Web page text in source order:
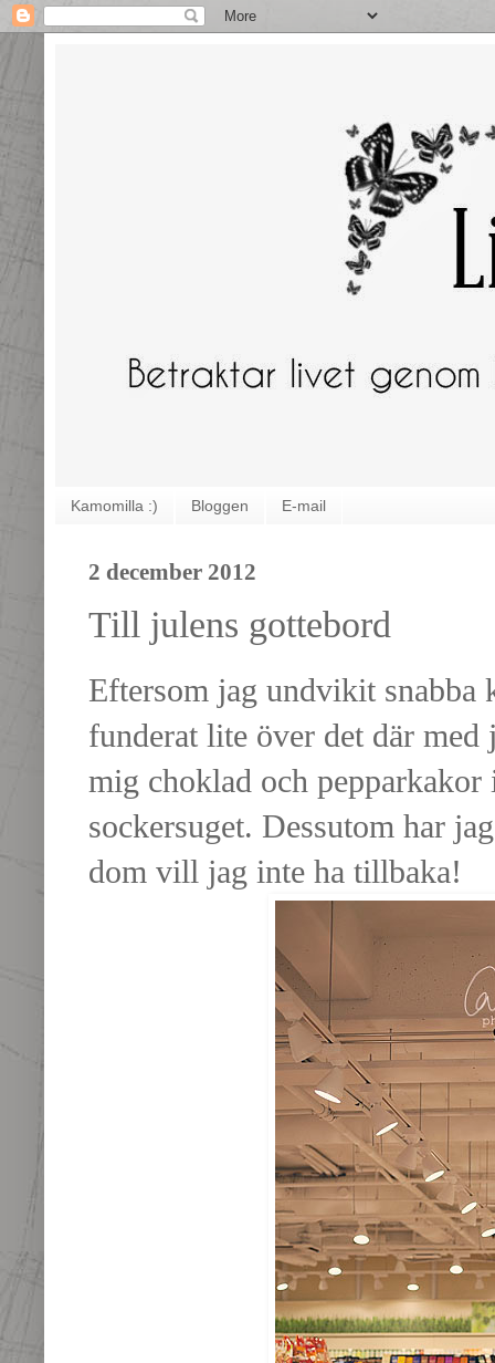
Kamomilla :) Bloggen E-mail
2 december 2012
Till julens gottebord
Eftersom jag undvikit snabba
funderat lite över det där
mig choklad och
sockersuget. Dessutom har
dom vill jag inte ha tillbaka!